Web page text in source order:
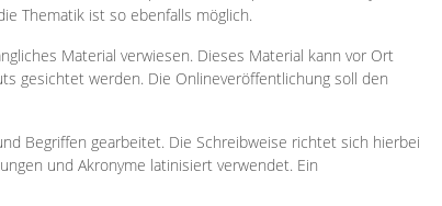
Thematik ist so ebenfalls möglich.
Material verwiesen. Dieses Material kann vor Ort
gesichtet werden. Die Onlineveröffentlichung soll den
Begriffen gearbeitet. Die Schreibweise richtet sich hierbei
und Akronyme latinisiert verwendet. Ein